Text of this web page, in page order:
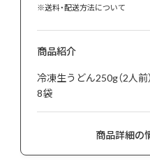
※送料・配送方法について
商品紹介
冷凍生うどん250g（2人前
8袋
商品詳細の